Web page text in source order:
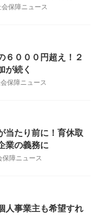
会保障ニュース
６０００円超え！２
が続く
保障ニュース
当たり前に！育休取
業の義務に
保障ニュース
人事業主も希望すれ